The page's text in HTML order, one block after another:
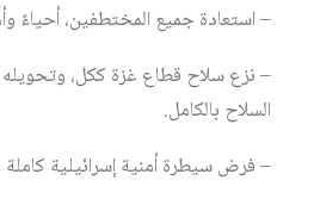
– استعادة جميع المختطفين، أحياءً
– نزع سلاح قطاع غزة ككل،
السلاح بالكامل.
– فرض سيطرة أمنية إسرائيلية